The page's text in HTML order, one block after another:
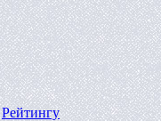
Рейтингу